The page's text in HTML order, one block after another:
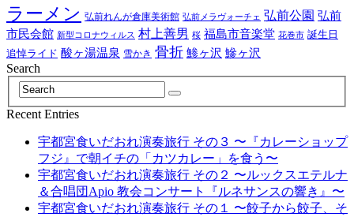
ラーメン 弘前れんが倉庫美術館 弘前メラヴォーチェ 弘前公園 弘前
市民会館 新型コロナウィルス 村上善男 桜 福島市音楽堂 花巻市 誕生日
追悼ライド 酸ヶ湯温泉 雪かき 骨折 鯵ヶ沢 鰺ヶ沢
Search
Recent Entries
宇都宮食いだおれ演奏旅行 その３ 〜『カレーショップ
フジ』で朝イチの「カツカレー」を食う〜
宇都宮食いだおれ演奏旅行 その２ 〜ルックスエテルナ
＆合唱団Apio 教会コンサート『ルネサンスの響き』〜
宇都宮食いだおれ演奏旅行 その１ 〜餃子から餃子、そ